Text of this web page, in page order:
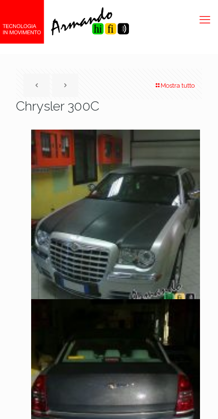
Mostra tutto
Chrysler 300C